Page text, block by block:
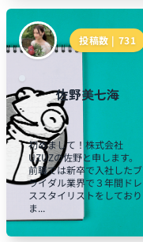
投稿数 | 731
佐野美七海
初めまして！株式会社
UZUZの佐野と申します。
前職では新卒で入社したブ
ライダル業界で３年間ドレ
ススタイリストをしており
ま...